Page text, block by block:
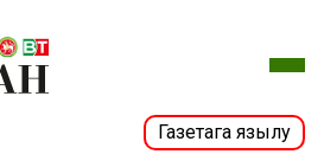
Газетага язылу